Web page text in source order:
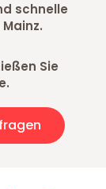
schnelle
Sie